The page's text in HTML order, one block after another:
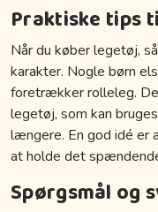
Praktiske tips
Når du køber legetøj,
karakter. Nogle børn
foretrækker rolleleg.
legetøj, som kan
længere. En god idé
at holde det
Spørgsmål og